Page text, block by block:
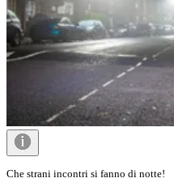
Che strani incontri si fanno di notte!